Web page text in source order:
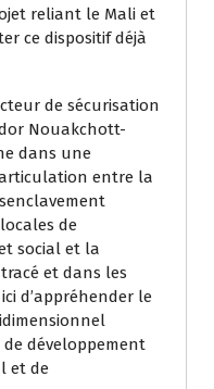
reliant le Mali et
ce dispositif déjà
de sécurisation
Nouakchott-
dans une
entre la
de
social et la
et dans les
d’appréhender le
développement
et de